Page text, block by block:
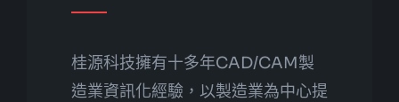
桂源科技擁有十多年CAD/CAM製
造業資訊化經驗，以製造業為中心提